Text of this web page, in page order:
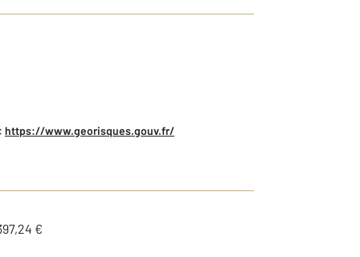
https://www.georisques.gouv.fr/
€